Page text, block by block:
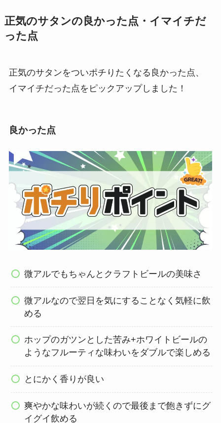
正気のサタンの良かった点・イマイチだ
った点
正気のサタンをついポチりたくなる良かった点、
イマイチだった点をピックアップしました！
良かった点
微アルでもちゃんとクラフトビールの美味さ
微アルなので翌日を気にすることなく気軽に飲
める
ホップのガツンとした苦み+ホワイトビールの
ようなフルーティな味わいをダブルで楽しめる
とにかく香りが良い
爽やかな味わいが続くので最後まで飽きずにグ
イグイ飲める